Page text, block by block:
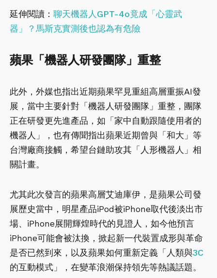
延伸閱讀： 聊天機器人GPT-4o竟成「心靈武
器」？馬斯克實測後也認為有危險
蘋果「機器人研發團隊」重整
此外，外媒也指出近期蘋果罕見重組高層重振AI發
展，當中主要針對「機器人研發團隊」重整，團隊
正在研發更先進產品，如「家中自動跟隨使用者的
機器人」，也有傳聞指出蘋果近期曾與「和大」等
台灣廠商接觸，希望台鏈助攻其「人形機器人」相
關計畫。
尤其此次發言的蘋果高層艾迪庫伊，是蘋果公司發
展歷史當中，明星產品iPod被iPhone取代後淡出市
場、iPhone展開輝煌時代的見證人，如今他預言
iPhone可能會被汰換，掀起新一代裝置成形與革命
是否已然到來，以及蘋果如何重新定義「人類與3C
的互動模式」，在變革浪潮保持領先等熱議話題。